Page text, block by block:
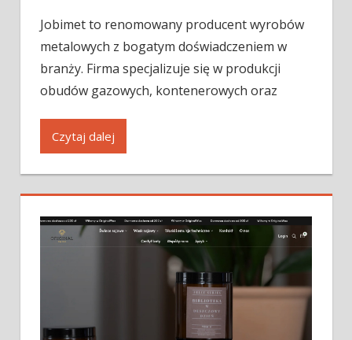
Jobimet to renomowany producent wyrobów
metalowych z bogatym doświadczeniem w
branży. Firma specjalizuje się w produkcji
obudów gazowych, kontenerowych oraz
Czytaj dalej